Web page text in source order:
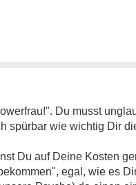
Du musst
spürbar wie wichtig Dir
Du auf Deine Kosten
egal, wie es